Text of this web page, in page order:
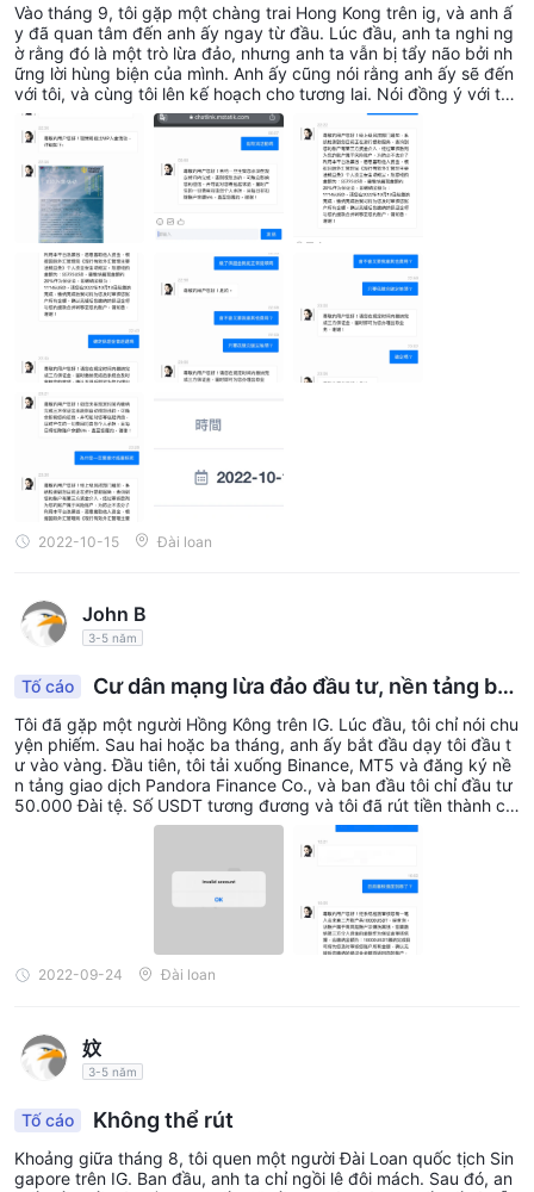
Vào tháng 9, tôi gặp một chàng trai Hong Kong trên ig, và anh ấ
y đã quan tâm đến anh ấy ngay từ đầu. Lúc đầu, anh ta nghi ng
ờ rằng đó là một trò lừa đảo, nhưng anh ta vẫn bị tẩy não bởi nh
ững lời hùng biện của mình. Anh ấy cũng nói rằng anh ấy sẽ đến
với tôi, và cùng tôi lên kế hoạch cho tương lai. Nói đồng ý với tôi
Anh ấy rất nghiêm túc, ngay cả ngày đã được ấn định. Tôi thực
sự không nghi ngờ gì về anh ấy. Anh ấy đã bị lừa xung quanh m
ột lúc. Sau này, khi đề cập đến việc đầu tư vào vàng, anh vẫn tỉ
nh táo. Anh ấy cũng nói rằng tôi chưa từng gặp mặt. Tôi không d
ám chạm vào thứ mà tôi không hiểu. Bên kia bắt đầu tống tiền tô
i về mặt tình cảm, nói rằng tôi không tin tưởng anh ta, và họ đã c
ãi nhau. Sau đó, anh ấy gọi cho tôi để xoa dịu tôi, nhưng cuối cù
ng anh ấy cũng đành lòng. Lúc đầu, tôi đã đầu tư 20.000 nhân
dân tệ vào đó. Nó thực sự mang lại lợi nhuận. Tôi cũng có thể rút
tiền, và tôi bắt đầu tin anh ta. Sau đó, bên kia đã cố gắng hết sứ
c để khiến tôi đầu tư nhiều tiền hơn. Sau khi tiền được đầu tư, an
h ấy nói với tôi rằng có những hoạt động trên nền tảng trong thời
gian này. Tôi cũng đã hẹn trước. , và sau đó tiếp tục đầu tư hàn
g trăm nghìn đô la vào đó, và tôi cũng đã kiếm được tiền. Tôi địn
h trả lại anh ta số tiền mà anh ta đã đưa cho tôi. Bộ phận chăm s
óc khách hàng cho biết vì phòng chống rửa tiền nên phải đặt cọ
c 20%, nếu không sẽ bị trừ 5% mỗi ngày. Tôi đã vội vàng vay tiề
n từ một người bạn. Tôi cũng đã đặt cọc, nhưng bên kia đã biến
mất khỏi thế giới sau khi tôi trả tiền đặt cọc. Tài khoản cũ vẫn sử
dụng được nhưng việc rút tiền vẫn bị kẹt chờ xét duyệt. Giờ ngh
ĩ lại tôi thấy mình quá dễ bị tẩy não vì thất tình. Tôi nghĩ rằng tôi
đang cảnh giác. Đủ rồi, tôi chỉ hy vọng có thể kiếm được một ít ti
2022-10-15 Đài loan
John B
3-5 năm
Tố cáo
Cư dân mạng lừa đảo đầu tư, nền tảng biế
n mất và không thể rút tiền
Tôi đã gặp một người Hồng Kông trên IG. Lúc đầu, tôi chỉ nói chu
yện phiếm. Sau hai hoặc ba tháng, anh ấy bắt đầu dạy tôi đầu t
ư vào vàng. Đầu tiên, tôi tải xuống Binance, MT5 và đăng ký nề
n tảng giao dịch Pandora Finance Co., và ban đầu tôi chỉ đầu tư
50.000 Đài tệ. Số USDT tương đương và tôi đã rút tiền thành cô
ng một lần và anh ấy cũng đầu tư 10.000 USDT vào tài khoản c
ủa tôi, và tiếp tục thuyết phục tôi đầu tư thêm tiền để có thêm th
nhưng nhận được sau đó trả lời, tôi không có thêm tiền để đầu t
ư. Kết quả là sau một vài ngày, tài khoản MT5 của tôi đã bị xóa
và thậm chí cả URL của nền tảng cũng biến mất. Đó rõ ràng là m
2022-09-24 Đài loan
妏
3-5 năm
Tố cáo Không thể rút
Khoảng giữa tháng 8, tôi quen một người Đài Loan quốc tịch Sin
gapore trên IG. Ban đầu, anh ta chỉ ngồi lê đôi mách. Sau đó, an